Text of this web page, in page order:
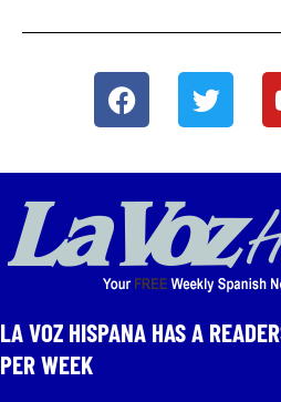
LA VOZ HISPANA HAS A
PER WEEK​